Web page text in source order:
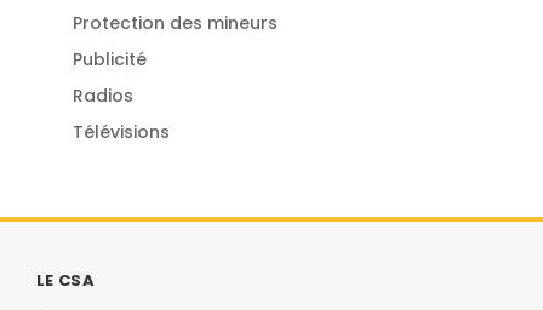
Protection des mineurs
Publicité
Radios
Télévisions
LE CSA